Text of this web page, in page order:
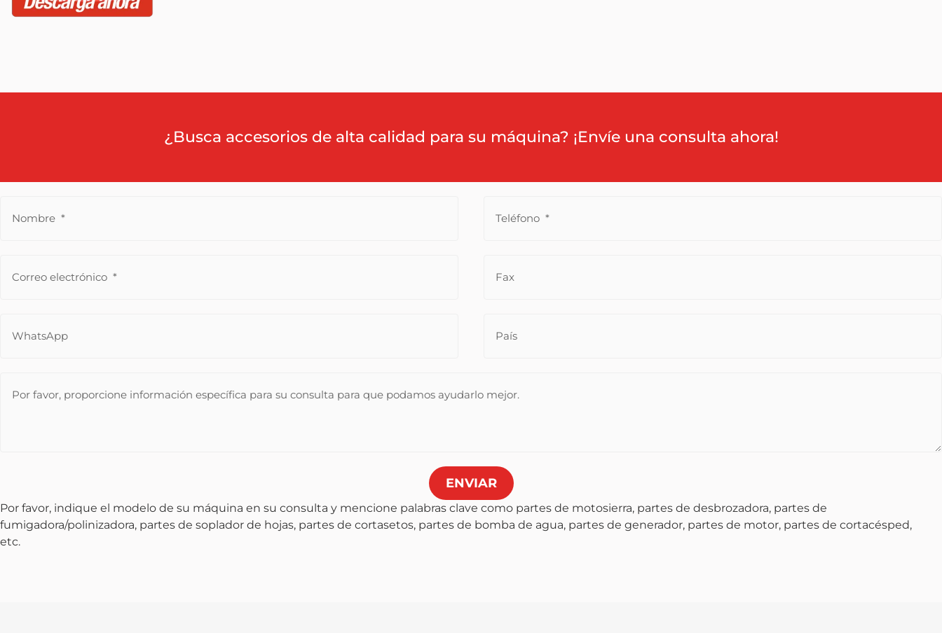
¿Busca accesorios de alta calidad para su máquina? ¡Envíe una consulta ahora!
ENVIAR
Por favor, indique el modelo de su máquina en su consulta y mencione palabras clave como partes de motosierra, partes de desbrozadora, partes de
fumigadora/polinizadora, partes de soplador de hojas, partes de cortasetos, partes de bomba de agua, partes de generador, partes de motor, partes de cortacésped,
etc.